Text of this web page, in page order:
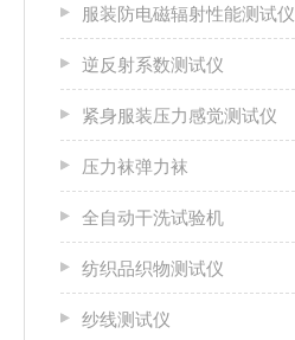
服装防电磁辐射性能测试仪
逆反射系数测试仪
紧身服装压力感觉测试仪
压力袜弹力袜
全自动干洗试验机
纺织品织物测试仪
纱线测试仪